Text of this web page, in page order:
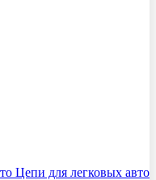
Цепи для легковых авто